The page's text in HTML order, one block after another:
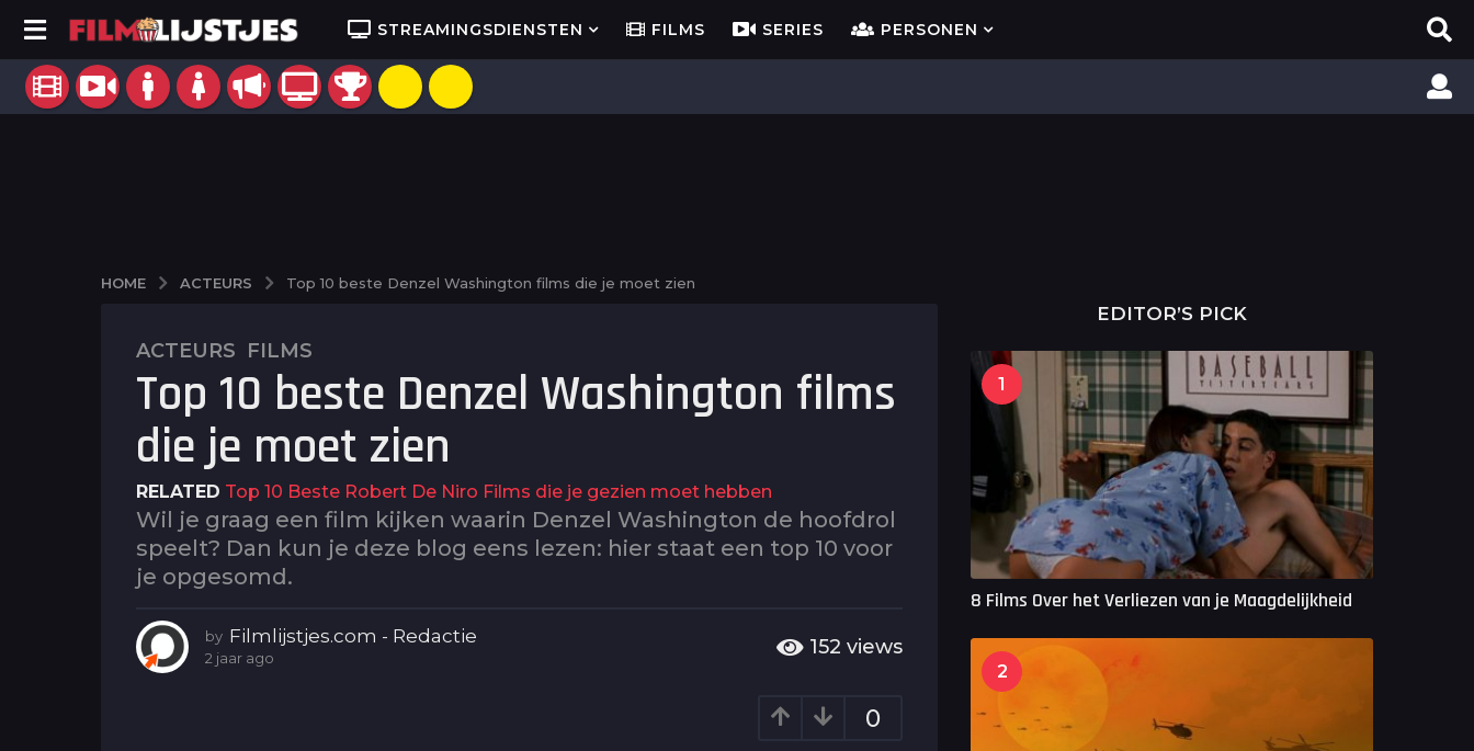
STREAMINGSDIENSTEN FILMS SERIES PERSONEN
HOME ACTEURS Top 10 beste Denzel Washington films die je moet zien
2
j
a
r
a
g
2
j
a
r
ACTEURS ,FILMS
Top 10 beste Denzel Washington films
die je moet zien
RELATED Top 10 Beste Robert De Niro Films die je gezien moet hebben
Wil je graag een film kijken waarin Denzel Washington de hoofdrol
speelt? Dan kun je deze blog eens lezen: hier staat een top 10 voor
je opgesomd.
by Filmlijstjes.com - Redactie
2 jaar ago 152 views
0
EDITOR’S PICK
1
8 Films Over het Verliezen van je Maagdelijkheid
2